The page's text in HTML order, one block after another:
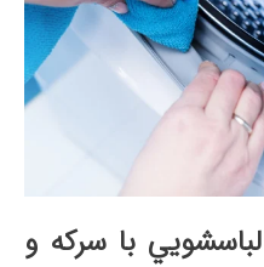
با سرکه و